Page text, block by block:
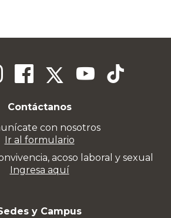
Contáctanos
con nosotros
Ir al formulario
acoso laboral y sexual
Ingresa aquí
y Campus